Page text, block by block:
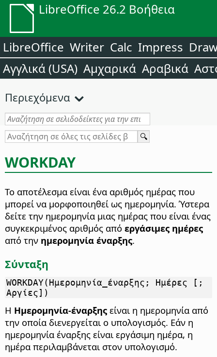
LibreOffice 26.2 Βοήθεια
LibreOffice Writer Calc Impress
Αγγλικά (USA) Αμχαρικά Αραβικά
Περιεχόμενα
WORKDAY
Το αποτέλεσμα είναι ένα αριθμός ημέρας που
μπορεί να μορφοποιηθεί ως ημερομηνία. Ύστερα
δείτε την ημερομηνία μιας ημέρας που είναι ένας
συγκεκριμένος αριθμός από εργάσιμες ημέρες
από την ημερομηνία έναρξης.
Σύνταξη
WORKDAY(Ημερομηνία_έναρξης; Ημέρες [;
Αργίες])
Η Ημερομηνία-έναρξης είναι η ημερομηνία από
την οποία διενεργείται ο υπολογισμός. Εάν η
ημερομηνία έναρξης είναι εργάσιμη ημέρα, η
ημέρα περιλαμβάνεται στον υπολογισμό.